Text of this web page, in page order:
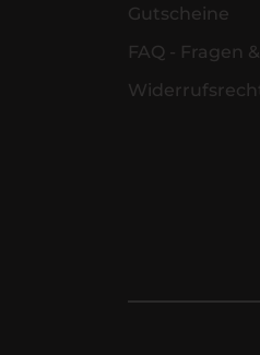
Gutscheine
FAQ - Fragen